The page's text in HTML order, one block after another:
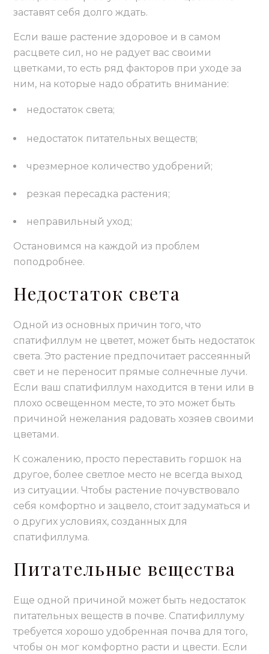
заставят себя долго ждать.
Если ваше растение здоровое и в самом
расцвете сил, но не радует вас своими
цветками, то есть ряд факторов при уходе за
ним, на которые надо обратить внимание:
недостаток света;
недостаток питательных веществ;
чрезмерное количество удобрений;
резкая пересадка растения;
неправильный уход;
Остановимся на каждой из проблем
поподробнее.
Недостаток света
Одной из основных причин того, что
спатифиллум не цветет, может быть недостаток
света. Это растение предпочитает рассеянный
свет и не переносит прямые солнечные лучи.
Если ваш спатифиллум находится в тени или в
плохо освещенном месте, то это может быть
причиной нежелания радовать хозяев своими
цветами.
К сожалению, просто переставить горшок на
другое, более светлое место не всегда выход
из ситуации. Чтобы растение почувствовало
себя комфортно и зацвело, стоит задуматься и
о других условиях, созданных для
спатифиллума.
Питательные вещества
Еще одной причиной может быть недостаток
питательных веществ в почве. Спатифиллуму
требуется хорошо удобренная почва для того,
чтобы он мог комфортно расти и цвести. Если